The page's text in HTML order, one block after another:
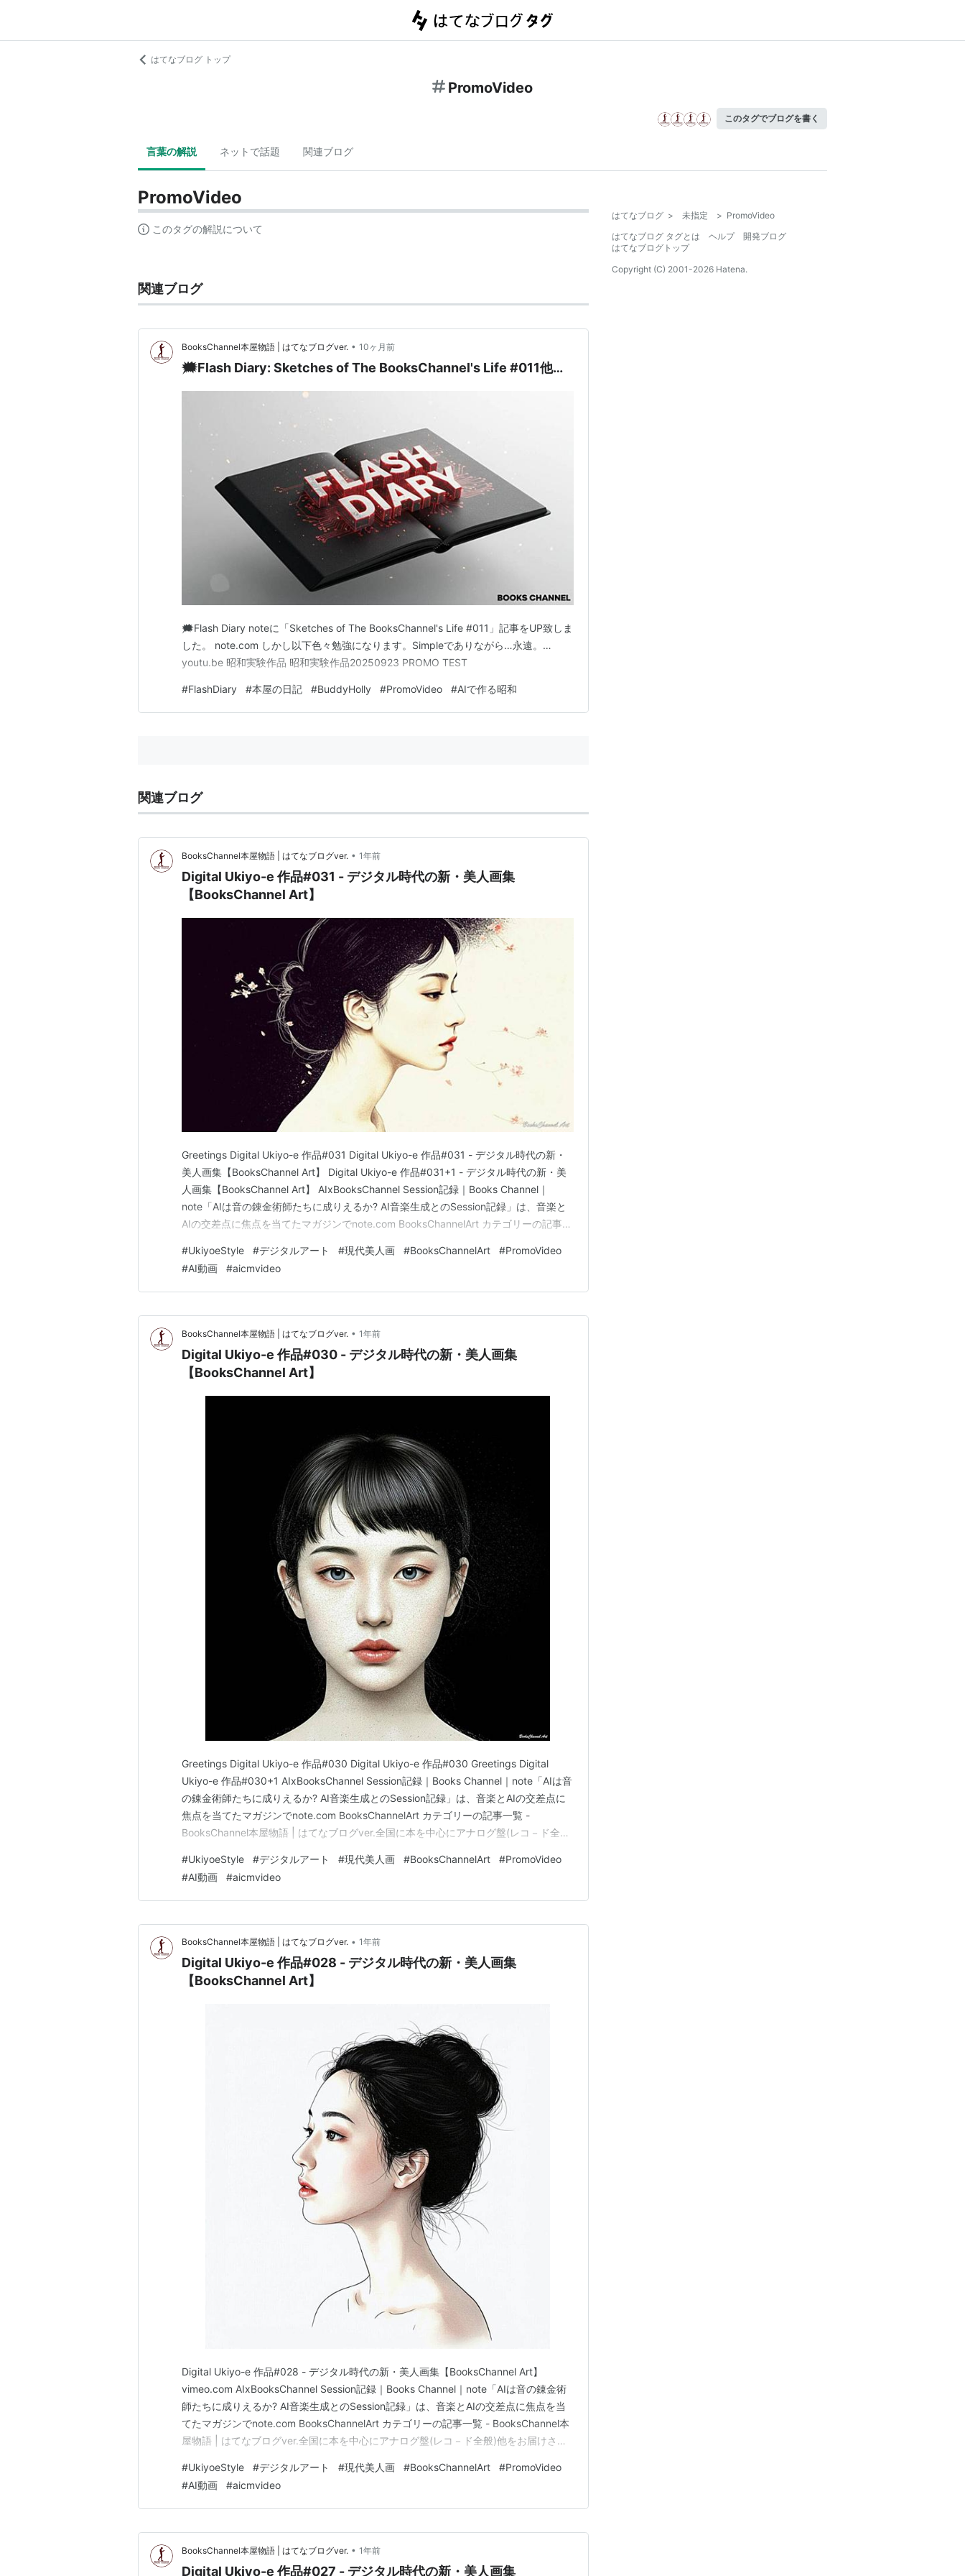
はてなブログ トップ
PromoVideo
このタグでブログを書く
言葉の解説 ネットで話題 関連ブログ
PromoVideo
このタグの解説について
関連ブログ
BooksChannel本屋物語 | はてなブログver. • 10ヶ月前
🗯️Flash Diary: Sketches of The BooksChannel's Life #011他…
🗯️Flash Diary noteに「Sketches of The BooksChannel's Life #011」記事をUP致しま
した。 note.com しかし以下色々勉強になります。Simpleでありながら…永遠。…
youtu.be 昭和実験作品 昭和実験作品20250923 PROMO TEST
#FlashDiary #本屋の日記 #BuddyHolly #PromoVideo #AIで作る昭和
関連ブログ
BooksChannel本屋物語 | はてなブログver. • 1年前
Digital Ukiyo-e 作品#031 - デジタル時代の新・美人画集
【BooksChannel Art】
Greetings Digital Ukiyo-e 作品#031 Digital Ukiyo-e 作品#031 - デジタル時代の新・
美人画集【BooksChannel Art】 Digital Ukiyo-e 作品#031+1 - デジタル時代の新・美
人画集【BooksChannel Art】 AIxBooksChannel Session記録｜Books Channel｜
note「AIは音の錬金術師たちに成りえるか? AI音楽生成とのSession記録」は、音楽と
AIの交差点に焦点を当てたマガジンでnote.com BooksChannelArt カテゴリーの記事一
#UkiyoeStyle #デジタルアート #現代美人画 #BooksChannelArt #PromoVideo
#AI動画 #aicmvideo
BooksChannel本屋物語 | はてなブログver. • 1年前
Digital Ukiyo-e 作品#030 - デジタル時代の新・美人画集
【BooksChannel Art】
Greetings Digital Ukiyo-e 作品#030 Digital Ukiyo-e 作品#030 Greetings Digital
Ukiyo-e 作品#030+1 AIxBooksChannel Session記録｜Books Channel｜note「AIは音
の錬金術師たちに成りえるか? AI音楽生成とのSession記録」は、音楽とAIの交差点に
焦点を当てたマガジンでnote.com BooksChannelArt カテゴリーの記事一覧 -
BooksChannel本屋物語 | はてなブログver.全国に本を中心にアナログ盤(レコ－ド全般)
#UkiyoeStyle #デジタルアート #現代美人画 #BooksChannelArt #PromoVideo
#AI動画 #aicmvideo
BooksChannel本屋物語 | はてなブログver. • 1年前
Digital Ukiyo-e 作品#028 - デジタル時代の新・美人画集
【BooksChannel Art】
Digital Ukiyo-e 作品#028 - デジタル時代の新・美人画集【BooksChannel Art】
vimeo.com AIxBooksChannel Session記録｜Books Channel｜note「AIは音の錬金術
師たちに成りえるか? AI音楽生成とのSession記録」は、音楽とAIの交差点に焦点を当
てたマガジンでnote.com BooksChannelArt カテゴリーの記事一覧 - BooksChannel本
屋物語 | はてなブログver.全国に本を中心にアナログ盤(レコ－ド全般)他をお届けさせ
#UkiyoeStyle #デジタルアート #現代美人画 #BooksChannelArt #PromoVideo
#AI動画 #aicmvideo
BooksChannel本屋物語 | はてなブログver. • 1年前
Digital Ukiyo-e 作品#027 - デジタル時代の新・美人画集
はてなブログ > 未指定 > PromoVideo
はてなブログ タグとは
ヘルプ
開発ブログ
はてなブログトップ
Copyright (C) 2001-2026 Hatena.